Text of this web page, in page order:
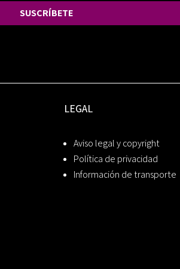
SUSCRÍBETE
LEGAL
Aviso legal y copyright
Política de privacidad
Información de transporte